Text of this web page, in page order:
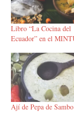
Libro “La Cocina del
Ecuador” en el
Ají de Pepa de Sambo